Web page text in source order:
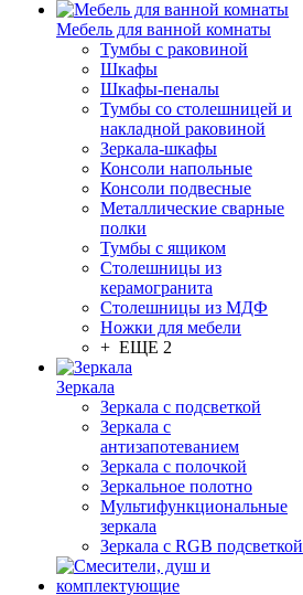
Мебель для ванной комнаты
Тумбы с раковиной
Шкафы
Шкафы-пеналы
Тумбы со столешницей и
накладной раковиной
Зеркала-шкафы
Консоли напольные
Консоли подвесные
Металлические сварные
полки
Тумбы с ящиком
Столешницы из
керамогранита
Столешницы из МДФ
Ножки для мебели
+ ЕЩЕ 2
Зеркала
Зеркала с подсветкой
Зеркала с
антизапотеванием
Зеркала с полочкой
Зеркальное полотно
Мультифункциональные
зеркала
Зеркала c RGB подсветкой